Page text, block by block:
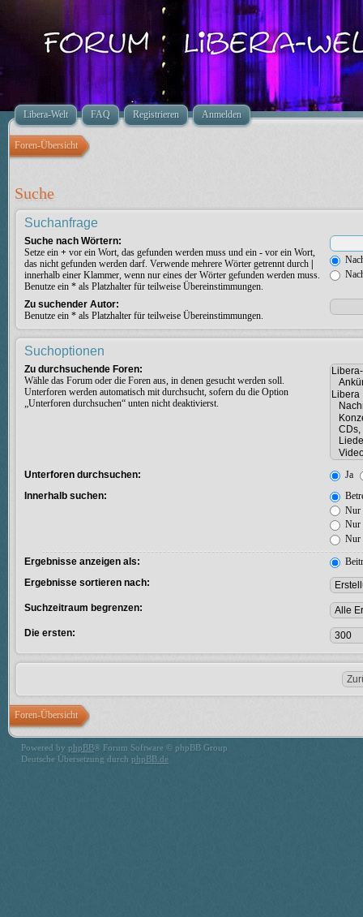
Libera-Welt FAQ Registrieren Anmelden
Foren-Übersicht
Suche
Suchanfrage
Suche nach Wörtern:
Setze ein + vor ein Wort, das gefunden werden muss und ein - vor ein Wort,
das nicht gefunden werden darf. Verwende mehrere Wörter getrennt durch
innerhalb einer Klammer, wenn nur eines der Wörter gefunden werden muss.
Benutze ein * als Platzhalter für teilweise Übereinstimmungen.
Zu suchender Autor:
Benutze ein * als Platzhalter für teilweise Übereinstimmungen.
Suchoptionen
Zu durchsuchende Foren:
Wähle das Forum oder die Foren aus, in denen gesucht werden soll.
Unterforen werden automatisch mit durchsucht, sofern du die Option
„Unterforen durchsuchen“ unten nicht deaktivierst.
Unterforen durchsuchen:
Ja
Innerhalb suchen:
Nur
Nur
Nur
Ergebnisse anzeigen als:
Ergebnisse sortieren nach:
Suchzeitraum begrenzen:
Die ersten:
Foren-Übersicht
Powered by phpBB® Forum Software © phpBB Group
Deutsche Übersetzung durch phpBB.de